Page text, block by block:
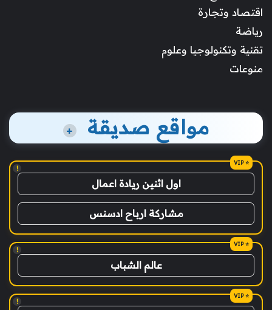
اقتصاد وتجارة
رياضة
تقنية وتكنولوجيا وعلوم
منوعات
مواقع صديقة +
!
اول اثنين ريادة اعمال
مشاركة ارباح ادسنس
!
عالم الشباب
!